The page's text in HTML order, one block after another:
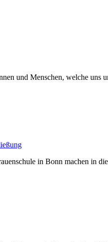
und Menschen, welche uns
in Bonn machen in